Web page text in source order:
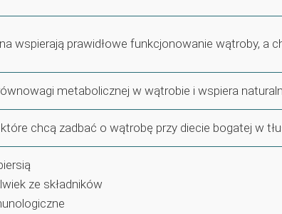
wspierają prawidłowe funkcjonowanie wątroby, a
metabolicznej w wątrobie i wspiera
chcą zadbać o wątrobę przy diecie bogatej w
ze składników